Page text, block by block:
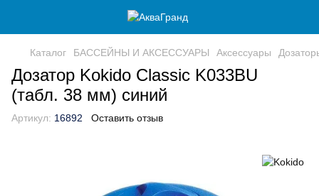
Каталог БАССЕЙНЫ И АКСЕССУАРЫ Аксессуары
Дозатор Kokido Classic K033BU
(табл. 38 мм) синий
Артикул: 16892 Оставить отзыв